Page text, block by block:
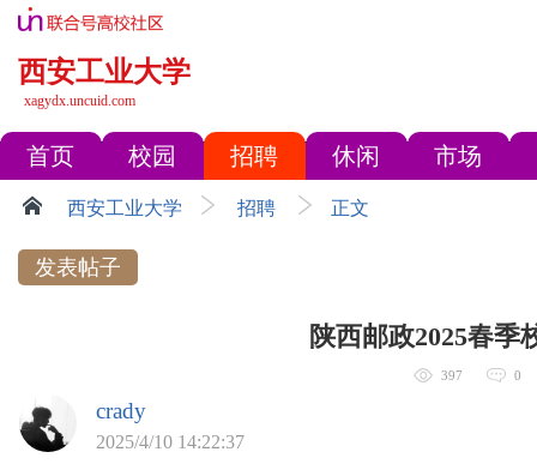
西安工业大学
xagydx.uncuid.com
首页 校园 招聘 休闲 市场
西安工业大学 招聘 正文
发表帖子
陕西邮政2025春季
397 0
crady
2025/4/10 14:22:37